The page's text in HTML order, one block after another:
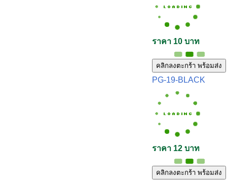
ราคา 10 บาท
คลิกลงตะกร้า พร้อมส่ง
PG-19-BLACK
ราคา 12 บาท
คลิกลงตะกร้า พร้อมส่ง